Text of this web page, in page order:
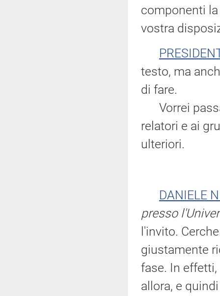
componenti
vostra
testo, ma
di fare.
Vorrei
relatori e ai
ulteriori.
DANIELE
presso
l'invito.
giustamente
fase. In
allora, e